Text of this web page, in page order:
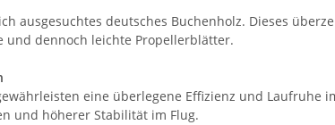
ausgesuchtes deutsches Buchenholz. Dieses
dennoch leichte Propellerblätter.
eine überlegene Effizienz und
und höherer Stabilität im Flug.